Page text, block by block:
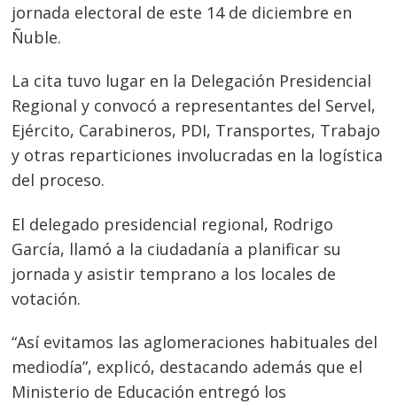
jornada electoral de este 14 de diciembre en
Ñuble.
La cita tuvo lugar en la Delegación Presidencial
Regional y convocó a representantes del Servel,
Ejército, Carabineros, PDI, Transportes, Trabajo
y otras reparticiones involucradas en la logística
del proceso.
El delegado presidencial regional, Rodrigo
García, llamó a la ciudadanía a planificar su
jornada y asistir temprano a los locales de
votación.
“Así evitamos las aglomeraciones habituales del
mediodía”, explicó, destacando además que el
Ministerio de Educación entregó los